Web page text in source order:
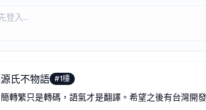
源氏不物語 #1樓
簡轉繁只是轉碼，語氣才是翻譯。希望之後有台灣開